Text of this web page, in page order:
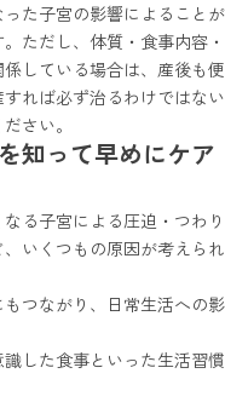
た子宮の影響によることが
ただし、体質・食事内容・
している場合は、産後も便
れば必ず治るわけではない
さい。
知って早めにケア
る子宮による圧迫・つわり
いくつもの原因が考えられ
つながり、日常生活への影
した食事といった生活習慣